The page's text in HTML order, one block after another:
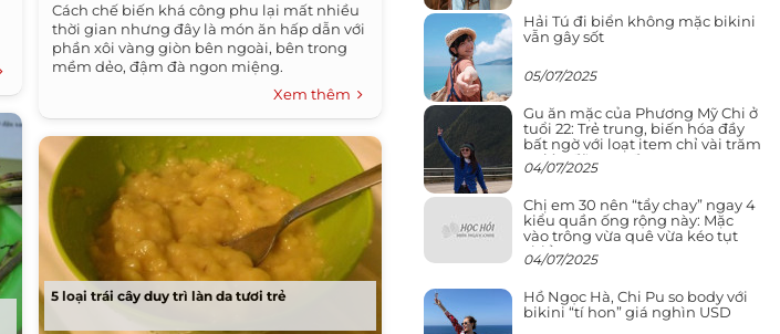
Cách chế biến khá công phu lại mất nhiều
thời gian nhưng đây là món ăn hấp dẫn với
phần xôi vàng giòn bên ngoài, bên trong
mềm dẻo, đậm đà ngon miệng.
Xem thêm
5 loại trái cây duy trì làn da tươi trẻ
Hải Tú đi biển không mặc bikini
vẫn gây sốt
05/07/2025
Gu ăn mặc của Phương Mỹ Chi ở
tuổi 22: Trẻ trung, biến hóa đầy
bất ngờ với loạt item chỉ vài trăm
nghìn đã mua được
04/07/2025
Chị em 30 nên “tẩy chay” ngay 4
kiểu quần ống rộng này: Mặc
vào trông vừa quê vừa kéo tụt
chiều cao
04/07/2025
Hồ Ngọc Hà, Chi Pu so body với
bikini “tí hon” giá nghìn USD